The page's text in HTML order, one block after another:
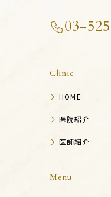
03-
Clinic
HOME
医院紹介
医師紹介
Menu